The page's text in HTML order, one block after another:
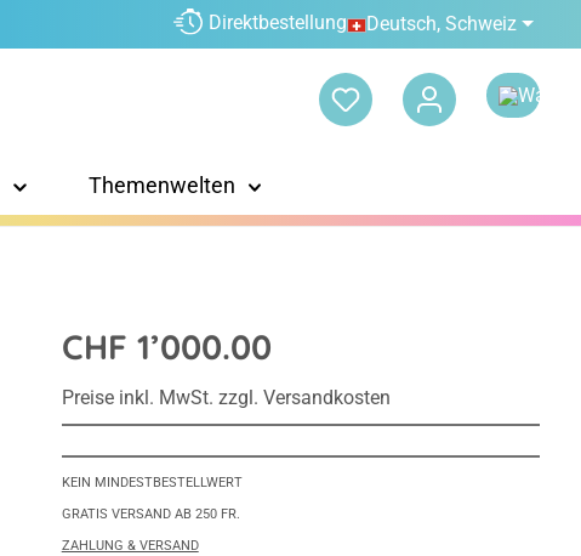
Direktbestellung Deutsch, Schweiz
Themenwelten
CHF 1’000.00
Preise inkl. MwSt. zzgl. Versandkosten
KEIN MINDESTBESTELLWERT
GRATIS VERSAND AB 250 FR.
ZAHLUNG & VERSAND